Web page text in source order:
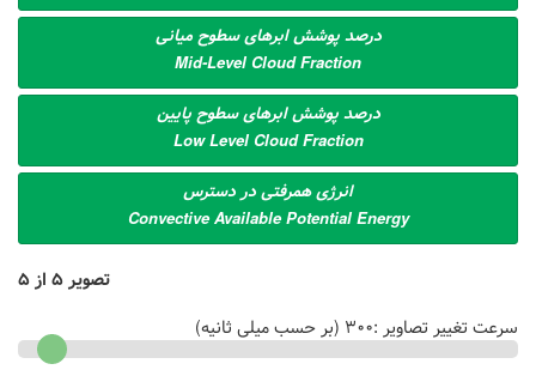
درصد پوشش ابرهای سطوح میانی
Mid-Level Cloud Fraction
درصد پوشش ابرهای سطوح پایین
Low Level Cloud Fraction
انرژی همرفتی در دسترس
Convective Available Potential Energy
تصویر5 از5
سرعت تغییر تصاویر :300 (بر حسب میلی ثانیه)